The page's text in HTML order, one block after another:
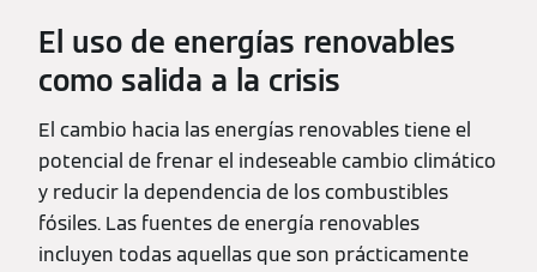
El uso de energías renovables
como salida a la crisis
El cambio hacia las energías renovables tiene el
potencial de frenar el indeseable cambio climático
y reducir la dependencia de los combustibles
fósiles. Las fuentes de energía renovables
incluyen todas aquellas que son prácticamente